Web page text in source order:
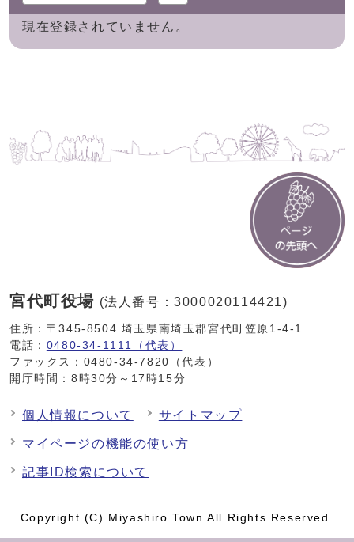
現在登録されていません。
宮代町役場 (法人番号：3000020114421)
住所：〒345-8504 埼玉県南埼玉郡宮代町笠原1-4-1
電話： 0480-34-1111（代表）
ファックス：0480-34-7820（代表）
開庁時間：8時30分～17時15分
個人情報について サイトマップ
マイページの機能の使い方
記事ID検索について
Copyright (C) Miyashiro Town All Rights Reserved.